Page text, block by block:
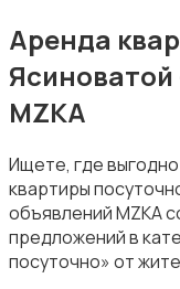
Аренда
MZKA
Ищете, где
квартиры
объявлений MZKA
предложений в
посуточно» от